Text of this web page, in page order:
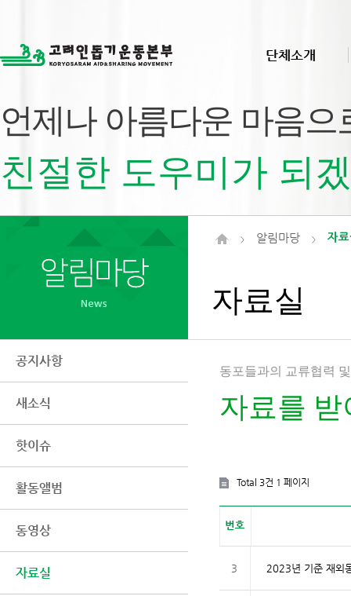
단체소개
언제나 아름다운 마음으
친절한 도우미가 되
> 알림마당 > 자
자료실
공지사항
새소식
핫이슈
활동앨범
동영상
자료실
동포들과의 교류협력
자료를
Total 3건 1 페이지
번호
3 2023년 기준 재외